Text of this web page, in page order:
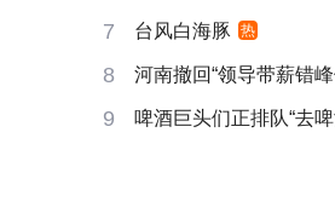
7 台风白海豚 热
8 河南撤回“领导带薪错
9 啤酒巨头们正排队“去